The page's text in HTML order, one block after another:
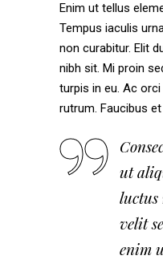
Enim ut tellus
Tempus iaculis
non curabitur. Elit
nibh sit. Mi proin
turpis in eu. Ac
rutrum. Faucibus
ut
luctus
velit
enim